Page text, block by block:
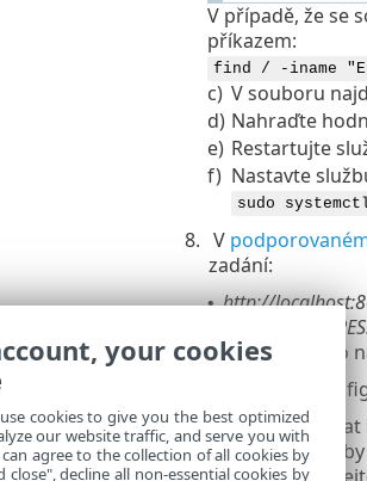
V případě, že se
příkazem:
find / -iname
c) V souboru
d) Nahraďte
e) Restartujte
f) Nastavte
sudo
8. V
zadání:
• http://
http://
adresou nebo
Dodatečná
• Apache
Tomcat tak,
•
your cookies
cookies to give you the best optimized
our website traffic, and serve you with
can agree to the collection of all cookies by
close", decline all non-essential cookies by